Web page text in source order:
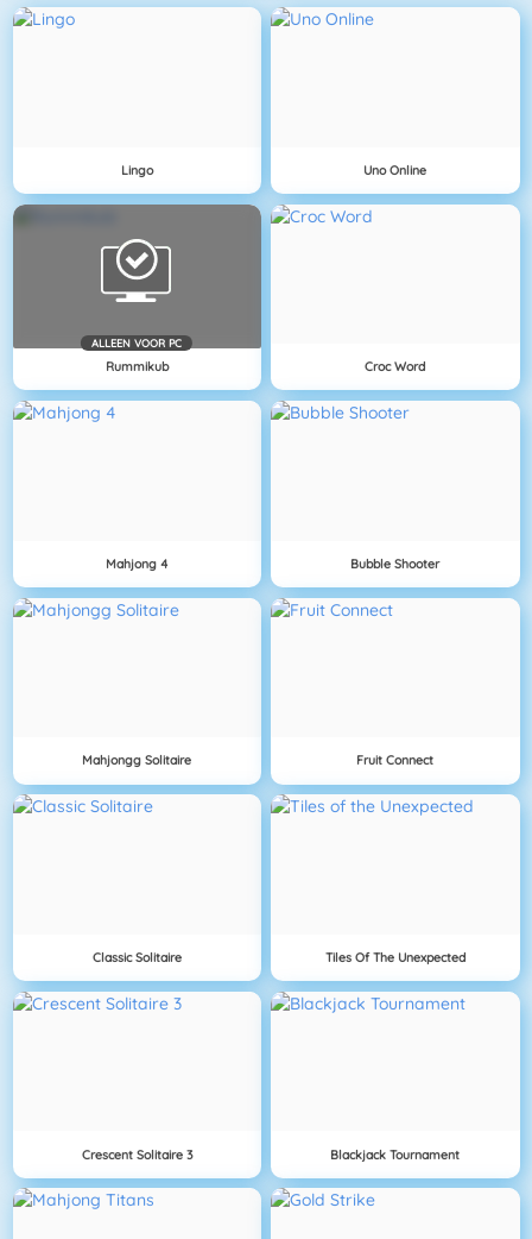
Lingo Uno Online
ALLEEN VOOR PC
Rummikub Croc Word
Mahjong 4 Bubble Shooter
Mahjongg Solitaire Fruit Connect
Classic Solitaire Tiles Of The Unexpected
Crescent Solitaire 3 Blackjack Tournament